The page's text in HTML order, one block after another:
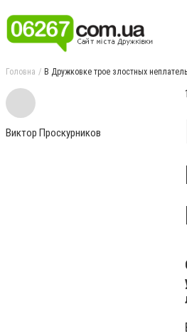
Головна В Дружковке трое злостных
Виктор Проскурников